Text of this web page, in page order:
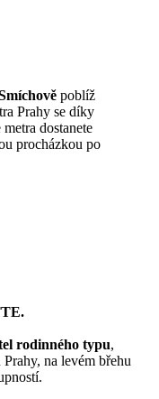
poblíž
Prahy se díky
dostanete
procházkou po
rodinného typu,
na levém břehu